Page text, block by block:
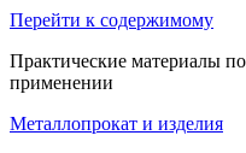
Перейти к содержимому
Практические материалы
применении
Металлопрокат и изделия